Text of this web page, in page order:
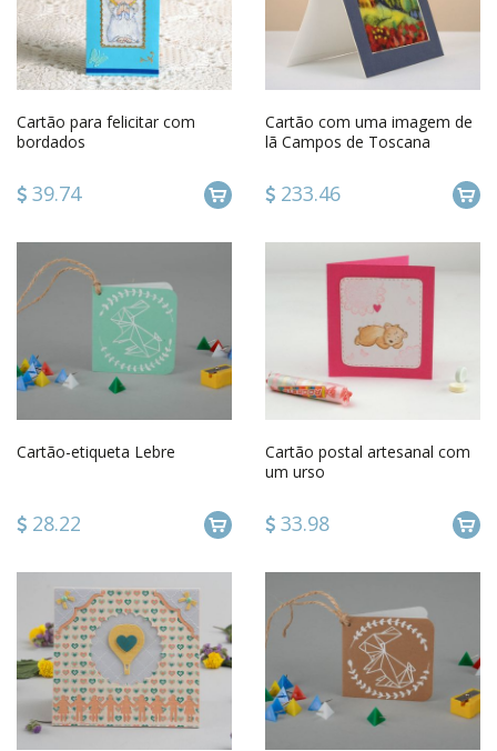
Cartão para felicitar com
bordados
39.74
Cartão com uma imagem de
lã Campos de Toscana
233.46
Cartão-etiqueta Lebre
28.22
Cartão postal artesanal com
um urso
33.98